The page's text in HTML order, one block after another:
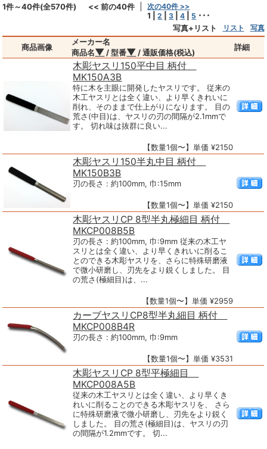
1件～40件(全570件) << 前の40件 次の40件 >>
1 |2 |3 |4 5 ･･･
写真+リスト
リスト 写真
商品画像
メーカー名
商品名▼ / 型番▼ / 通販価格(税込)
詳細
木彫ヤスリ150平中目 柄付
MK150A3B
特に木を主眼に開発したヤスリです。 従来の
木工ヤスリとは全く違い、より早くきれいに
削れ、そのままで仕上がりになります。 目の
荒さ(中目)は、ヤスリの刃の間隔が2.1mmで
す。 切れ味は抜群に良い...
【数量1個〜】単価 ¥2150
木彫ヤスリ150半丸中目 柄付
MK150B3B
刃の長さ : 約100mm, 巾:15mm
【数量1個〜】単価 ¥2150
木彫ヤスリCP 8型半丸極細目 柄付
MKCP008B5B
刃の長さ : 約100mm, 巾:9mm 従来の木工ヤ
スリとは全く違い、より早くきれいに削るこ
とのできる木彫ヤスリを、さらに特殊研磨液
で微小研磨し、刃先をより鋭くしました。 目
の荒さ(極細目)は、...
【数量1個〜】単価 ¥2959
カーブヤスリCP8型半丸細目 柄付
MKCP008B4R
刃の長さ : 約100mm, 巾:9mm
【数量1個〜】単価 ¥3531
木彫ヤスリCP 8型平極細目
MKCP008A5B
従来の木工ヤスリとは全く違い、より早くき
れいに削ることのできる木彫ヤスリを、 さら
に特殊研磨液で微小研磨し、刃先をより鋭く
しました。 目の荒さ(極細目)は、ヤスリの刃
の間隔が1.2mmです。 切...